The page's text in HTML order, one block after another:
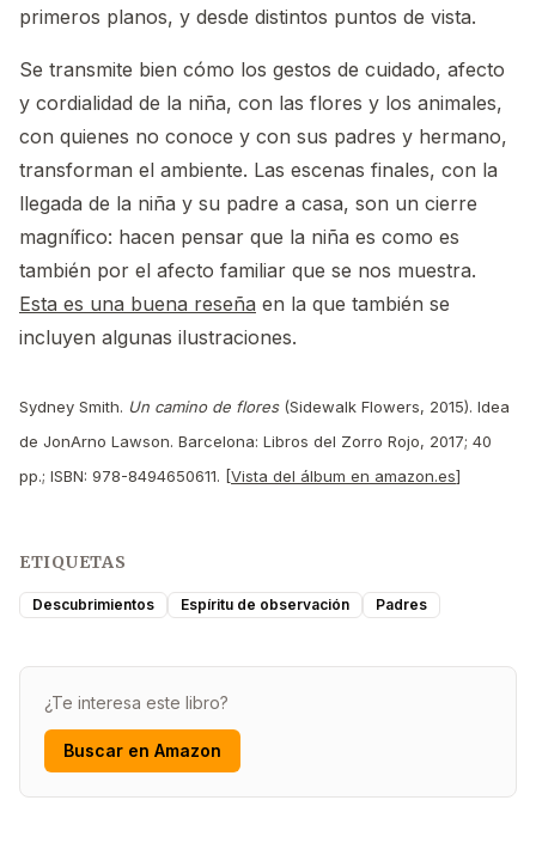
primeros planos, y desde distintos puntos de vista.
Se transmite bien cómo los gestos de cuidado, afecto
y cordialidad de la niña, con las flores y los animales,
con quienes no conoce y con sus padres y hermano,
transforman el ambiente. Las escenas finales, con la
llegada de la niña y su padre a casa, son un cierre
magnífico: hacen pensar que la niña es como es
también por el afecto familiar que se nos muestra.
Esta es una buena reseña en la que también se
incluyen algunas ilustraciones.
Sydney Smith. Un camino de flores(Sidewalk Flowers, 2015). Idea
de JonArno Lawson. Barcelona: Libros del Zorro Rojo, 2017; 40
pp.; ISBN: 978-8494650611. [Vista del álbum en amazon.es]
ETIQUETAS
Descubrimientos Espíritu de observación Padres
¿Te interesa este libro?
Buscar en Amazon